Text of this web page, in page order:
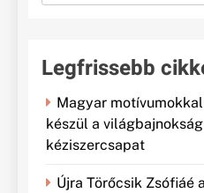
Legfrissebb
Magyar
készül a
kéziszercsapat
Újra Törőcsik Zsófiáé